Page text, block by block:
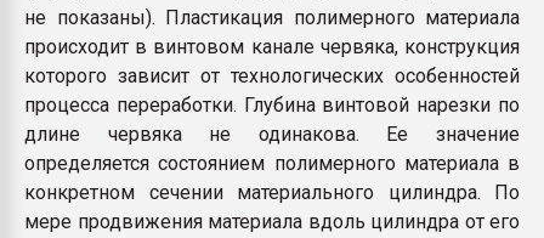
не показаны). Пластикация полимерного материала
происходит в винтовом канале червяка, конструкция
которого зависит от технологических особенностей
процесса переработки. Глубина винтовой нарезки по
длине червяка не одинакова. Ее значение
определяется состоянием полимерного материала в
конкретном сечении материального цилиндра. По
мере продвижения материала вдоль цилиндра от его